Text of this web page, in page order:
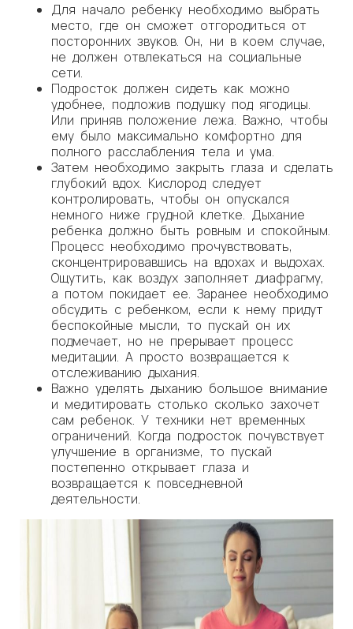
Для начало ребенку необходимо выбрать
место, где он сможет отгородиться от
посторонних звуков. Он, ни в коем случае,
не должен отвлекаться на социальные
сети.
Подросток должен сидеть как можно
удобнее, подложив подушку под ягодицы.
Или приняв положение лежа. Важно, чтобы
ему было максимально комфортно для
полного расслабления тела и ума.
Затем необходимо закрыть глаза и сделать
глубокий вдох. Кислород следует
контролировать, чтобы он опускался
немного ниже грудной клетке. Дыхание
ребенка должно быть ровным и спокойным.
Процесс необходимо прочувствовать,
сконцентрировавшись на вдохах и выдохах.
Ощутить, как воздух заполняет диафрагму,
а потом покидает ее. Заранее необходимо
обсудить с ребенком, если к нему придут
беспокойные мысли, то пускай он их
подмечает, но не прерывает процесс
медитации. А просто возвращается к
отслеживанию дыхания.
Важно уделять дыханию большое внимание
и медитировать столько сколько захочет
сам ребенок. У техники нет временных
ограничений. Когда подросток почувствует
улучшение в организме, то пускай
постепенно открывает глаза и
возвращается к повседневной
деятельности.